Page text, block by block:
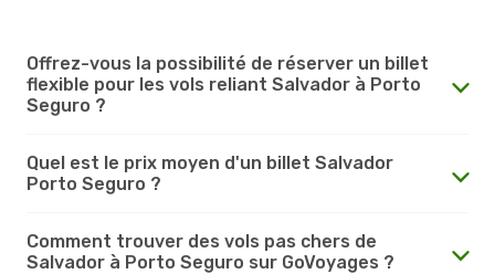
Offrez-vous la possibilité de réserver un billet
flexible pour les vols reliant Salvador à Porto
Seguro ?
Quel est le prix moyen d'un billet Salvador
Porto Seguro ?
Comment trouver des vols pas chers de
Salvador à Porto Seguro sur GoVoyages ?